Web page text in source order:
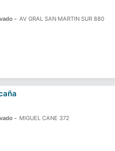
- AV GRAL SAN MARTIN SUR 880
- MIGUEL CANE 372